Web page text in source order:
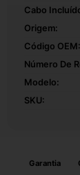
Cabo
Origem:
Código OEM:
Número De
Modelo:
SKU:
Garantia